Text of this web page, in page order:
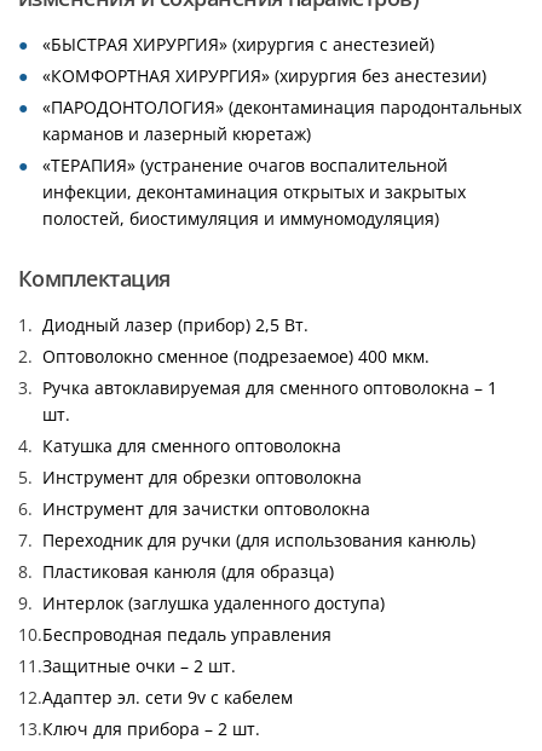
«БЫСТРАЯ ХИРУРГИЯ» (хирургия с анестезией)
«КОМФОРТНАЯ ХИРУРГИЯ» (хирургия без анестезии)
«ПАРОДОНТОЛОГИЯ» (деконтаминация пародонтальных
карманов и лазерный кюретаж)
«ТЕРАПИЯ» (устранение очагов воспалительной
инфекции, деконтаминация открытых и закрытых
полостей, биостимуляция и иммуномодуляция)
Комплектация
Диодный лазер (прибор) 2,5 Вт.
Оптоволокно сменное (подрезаемое) 400 мкм.
Ручка автоклавируемая для сменного оптоволокна – 1
шт.
Катушка для сменного оптоволокна
Инструмент для обрезки оптоволокна
Инструмент для зачистки оптоволокна
Переходник для ручки (для использования канюль)
Пластиковая канюля (для образца)
Интерлок (заглушка удаленного доступа)
Беспроводная педаль управления
Защитные очки – 2 шт.
Адаптер эл. сети 9v с кабелем
Ключ для прибора – 2 шт.